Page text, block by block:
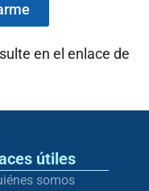
en el enlace de
útiles
somos